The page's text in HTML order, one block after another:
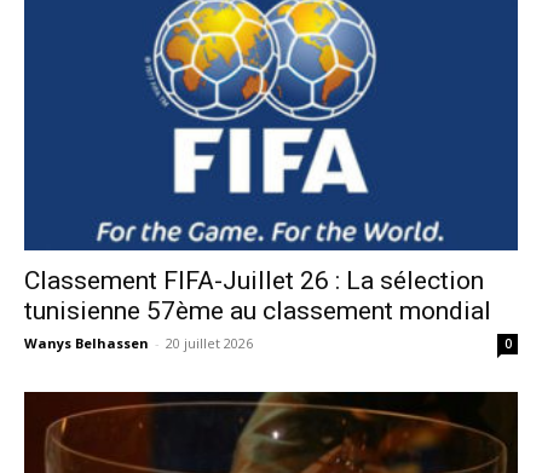
Classement FIFA-Juillet 26 : La sélection
tunisienne 57ème au classement mondial
Wanys Belhassen - 20 juillet 2026 0